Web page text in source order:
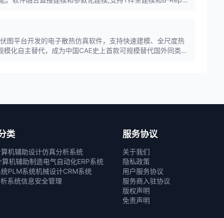
图平台开发的电子散热仿真软件，支持快速建模、全尺度热
化自主替代，成为中国CAE史上首款可规模替代国外同类工
类
机辅助设计仿真分析系统
算机辅助制造电气自动化ERP系统
PLM系统机械设计CRM系统
系统信息安全管理
服务协议
关于我们
隐私政策
用户服务协议
服务商入驻协议
版权声明
免责声明